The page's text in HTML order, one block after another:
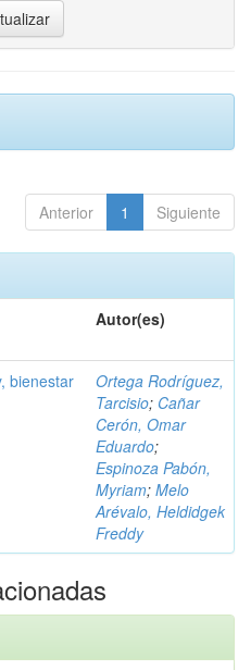
Anterior 1 Siguiente
Autor(es)
bienestar
Ortega Rodríguez,
Tarcisio; Cañar
Cerón, Omar
Eduardo;
Espinoza Pabón,
Myriam; Melo
Arévalo, Heldidgek
Freddy